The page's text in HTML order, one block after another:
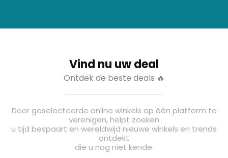
Vind nu uw deal
Ontdek de beste deals 🔥
Door geselecteerde online winkels op één platform te
verenigen, helpt zoeken
u tijd bespaart en wereldwijd nieuwe winkels en trends
ontdekt
die u nog niet kende.